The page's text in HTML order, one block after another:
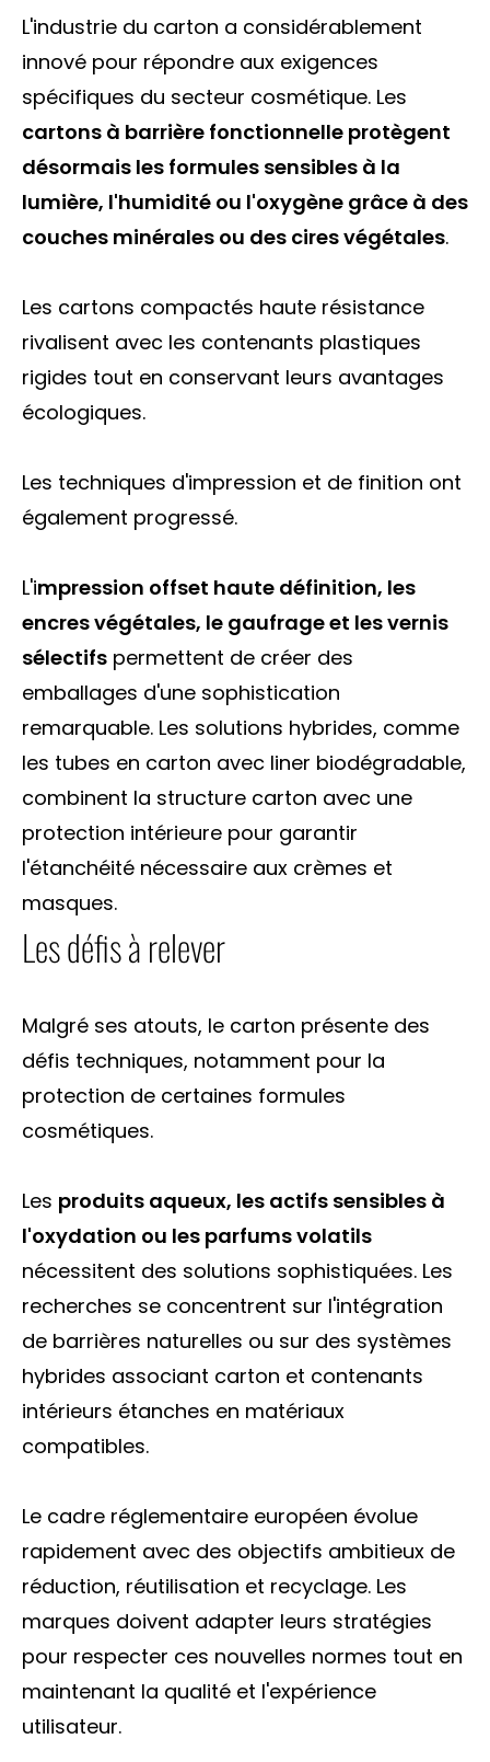
L'industrie du carton a considérablement
innové pour répondre aux exigences
spécifiques du secteur cosmétique. Les
cartons à barrière fonctionnelle protègent
désormais les formules sensibles à la
lumière, l'humidité ou l'oxygène grâce à des
couches minérales ou des cires végétales.
Les cartons compactés haute résistance
rivalisent avec les contenants plastiques
rigides tout en conservant leurs avantages
écologiques.
Les techniques d'impression et de finition ont
également progressé.
L'impression offset haute définition, les
encres végétales, le gaufrage et les vernis
sélectifs permettent de créer des
emballages d'une sophistication
remarquable. Les solutions hybrides, comme
les tubes en carton avec liner biodégradable,
combinent la structure carton avec une
protection intérieure pour garantir
l'étanchéité nécessaire aux crèmes et
masques.
Les défis à relever
Malgré ses atouts, le carton présente des
défis techniques, notamment pour la
protection de certaines formules
cosmétiques.
Les produits aqueux, les actifs sensibles à
l'oxydation ou les parfums volatils
nécessitent des solutions sophistiquées. Les
recherches se concentrent sur l'intégration
de barrières naturelles ou sur des systèmes
hybrides associant carton et contenants
intérieurs étanches en matériaux
compatibles.
Le cadre réglementaire européen évolue
rapidement avec des objectifs ambitieux de
réduction, réutilisation et recyclage. Les
marques doivent adapter leurs stratégies
pour respecter ces nouvelles normes tout en
maintenant la qualité et l'expérience
utilisateur.